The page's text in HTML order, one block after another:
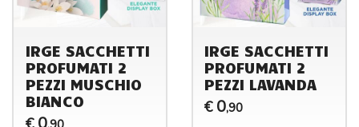
IRGE SACCHETTI
PROFUMATI 2
PEZZI MUSCHIO
BIANCO
IRGE SACCHETTI
PROFUMATI 2
PEZZI LAVANDA
€ 0,90